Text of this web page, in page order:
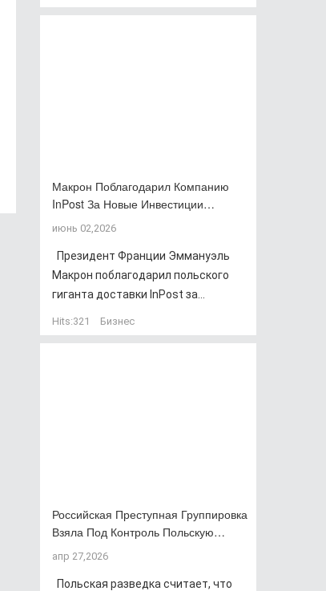
Макрон Поблагодарил Компанию
InPost За Новые Инвестиции…
июнь 02,2026
Президент Франции Эммануэль
Макрон поблагодарил польского
гиганта доставки InPost за...
Hits:321 Бизнес
Российская Преступная Группировка
Взяла Под Контроль Польскую…
апр 27,2026
Польская разведка считает, что